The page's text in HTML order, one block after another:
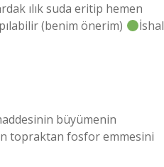
ılık suda eritip hemen
(benim önerim)
İshal
büyümenin
topraktan fosfor emmesini